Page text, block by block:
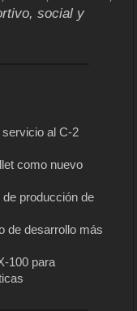
social y
al C-2
como nuevo
producción de
de desarrollo más
100 para